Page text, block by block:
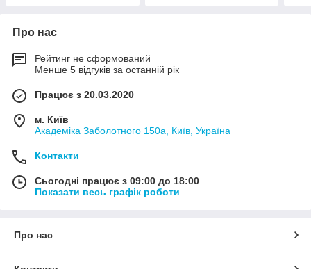
Про нас
Рейтинг не сформований
Менше 5 відгуків за останній рік
Працює з 20.03.2020
м. Київ
Академіка Заболотного 150а, Київ, Україна
Контакти
Сьогодні працює з 09:00 до 18:00
Показати весь графік роботи
Про нас